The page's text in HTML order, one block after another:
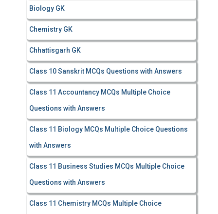
Biology GK
Chemistry GK
Chhattisgarh GK
Class 10 Sanskrit MCQs Questions with Answers
Class 11 Accountancy MCQs Multiple Choice
Questions with Answers
Class 11 Biology MCQs Multiple Choice Questions
with Answers
Class 11 Business Studies MCQs Multiple Choice
Questions with Answers
Class 11 Chemistry MCQs Multiple Choice